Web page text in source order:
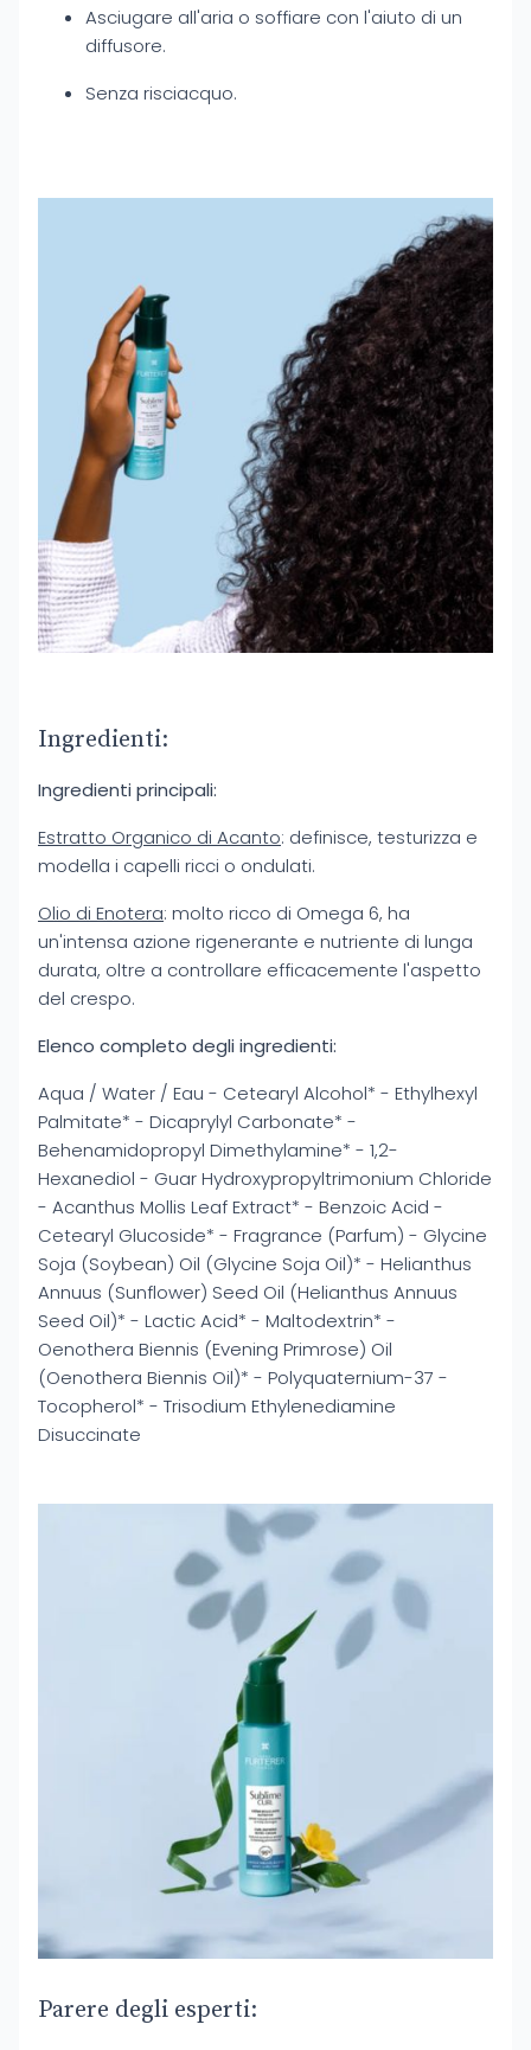
Asciugare all'aria o soffiare con l'aiuto di un
diffusore.
Senza risciacquo.
Ingredienti:
Ingredienti principali:
Estratto Organico di Acanto: definisce, testurizza e
modella i capelli ricci o ondulati.
Olio di Enotera: molto ricco di Omega 6, ha
un'intensa azione rigenerante e nutriente di lunga
durata, oltre a controllare efficacemente l'aspetto
del crespo.
Elenco completo degli ingredienti:
Aqua / Water / Eau - Cetearyl Alcohol* - Ethylhexyl
Palmitate* - Dicaprylyl Carbonate* -
Behenamidopropyl Dimethylamine* - 1,2-
Hexanediol - Guar Hydroxypropyltrimonium Chloride
- Acanthus Mollis Leaf Extract* - Benzoic Acid -
Cetearyl Glucoside* - Fragrance (Parfum) - Glycine
Soja (Soybean) Oil (Glycine Soja Oil)* - Helianthus
Annuus (Sunflower) Seed Oil (Helianthus Annuus
Seed Oil)* - Lactic Acid* - Maltodextrin* -
Oenothera Biennis (Evening Primrose) Oil
(Oenothera Biennis Oil)* - Polyquaternium-37 -
Tocopherol* - Trisodium Ethylenediamine
Disuccinate
Parere degli esperti: